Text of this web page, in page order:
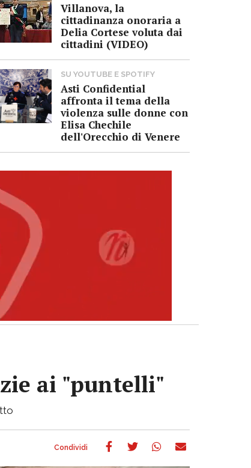
Villanova, la
cittadinanza onoraria a
Delia Cortese voluta dai
cittadini (VIDEO)
SU YOUTUBE E SPOTIFY
Asti Confidential
affronta il tema della
violenza sulle donne con
Elisa Chechile
dell'Orecchio di Venere
ai "puntelli"